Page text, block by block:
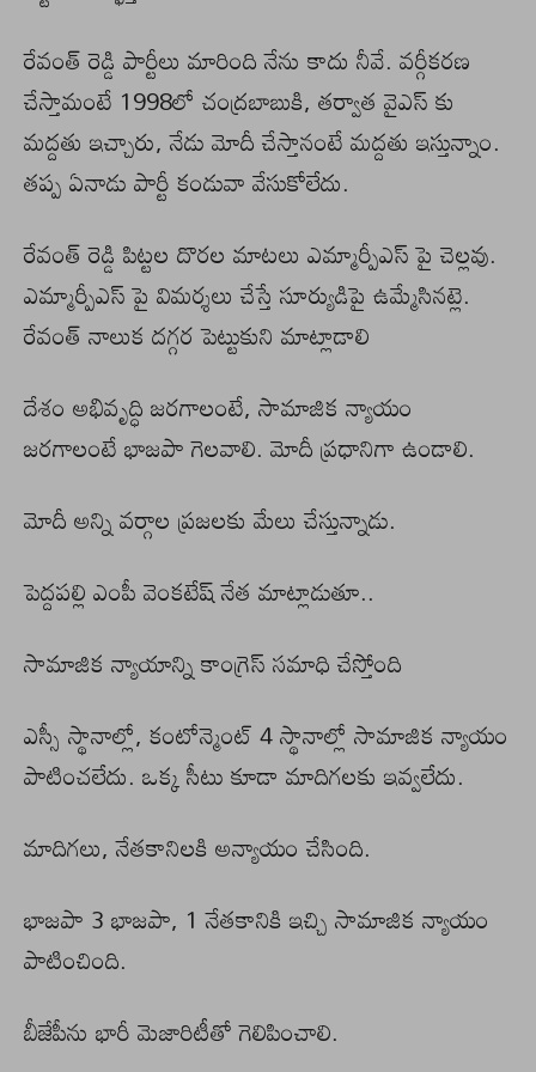
రేవంత్ రెడ్డి పార్టీలు మారింది నేను కాదు నీవే. వర్గీకరణ
చేస్తామంటే 1998లో చంద్రబాబుకి, తర్వాత వైఎస్ కు
మద్దతు ఇచ్చారు, నేడు మోదీ చేస్తానంటే మద్దతు ఇస్తున్నాం.
తప్ప ఏనాడు పార్టీ కండువా వేసుకోలేదు.
రేవంత్ రెడ్డి పిట్టల దొరల మాటలు ఎమ్మార్పీఎస్ పై చెల్లవు.
ఎమ్మార్పీఎస్ పై విమర్శలు చేస్తే సూర్యుడిపై ఉమ్మేసినట్లె.
రేవంత్ నాలుక దగ్గర పెట్టుకుని మాట్లాడాలి
దేశం అభివృద్ధి జరగాలంటే, సామాజిక న్యాయం
జరగాలంటే భాజపా గెలవాలి. మోదీ ప్రధానిగా ఉండాలి.
మోదీ అన్ని వర్గాల ప్రజలకు మేలు చేస్తున్నాడు.
పెద్దపల్లి ఎంపీ వెంకటేష్ నేత మాట్లాడుతూ..
సామాజిక న్యాయాన్ని కాంగ్రెస్ సమాధి చేస్తోంది
ఎస్సీ స్థానాల్లో, కంటోన్మెంట్ 4 స్థానాల్లో సామాజిక న్యాయం
పాటించలేదు. ఒక్క సీటు కూడా మాదిగలకు ఇవ్వలేదు.
మాదిగలు, నేతకానిలకి అన్యాయం చేసింది.
భాజపా 3 భాజపా, 1 నేతకానికి ఇచ్చి సామాజిక న్యాయం
పాటించింది.
బీజేపీను భారీ మెజారిటీతో గెలిపించాలి.